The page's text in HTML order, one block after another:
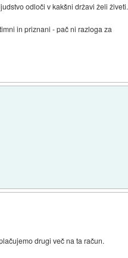
odloči v kakšni državi želi živeti.
in priznani - pač ni razloga za
drugi več na ta račun.